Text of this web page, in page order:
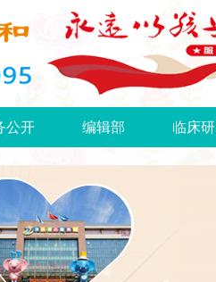
公开 编辑部 临床